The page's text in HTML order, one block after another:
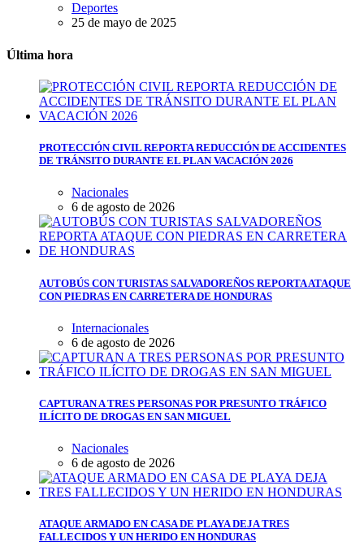
Deportes
25 de mayo de 2025
Última hora
PROTECCIÓN CIVIL REPORTA REDUCCIÓN DE ACCIDENTES
DE TRÁNSITO DURANTE EL PLAN VACACIÓN 2026
Nacionales
6 de agosto de 2026
AUTOBÚS CON TURISTAS SALVADOREÑOS REPORTA ATAQUE
CON PIEDRAS EN CARRETERA DE HONDURAS
Internacionales
6 de agosto de 2026
CAPTURAN A TRES PERSONAS POR PRESUNTO TRÁFICO
ILÍCITO DE DROGAS EN SAN MIGUEL
Nacionales
6 de agosto de 2026
ATAQUE ARMADO EN CASA DE PLAYA DEJA TRES
FALLECIDOS Y UN HERIDO EN HONDURAS